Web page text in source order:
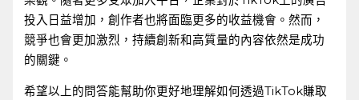
投入日益增加，創作者也將面臨更多的收益機會。然而，
競爭也會更加激烈，持續創新和高質量的內容依然是成功
的關鍵。
希望以上的問答能幫助你更好地理解如何透過TikTok賺取